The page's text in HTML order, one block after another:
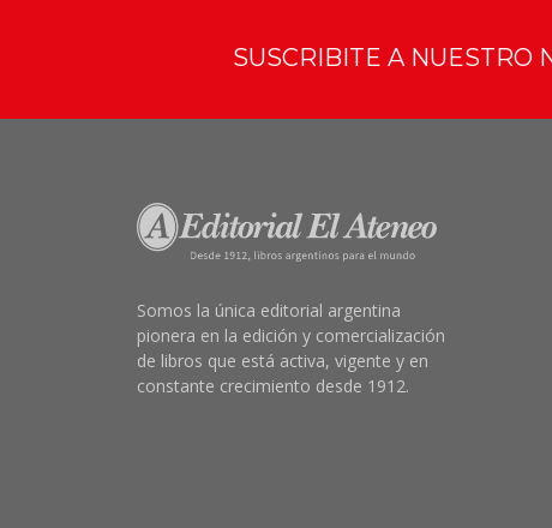
SUSCRIBITE A NUESTRO
Somos la única editorial argentina
pionera en la edición y comercialización
de libros que está activa, vigente y en
constante crecimiento desde 1912.